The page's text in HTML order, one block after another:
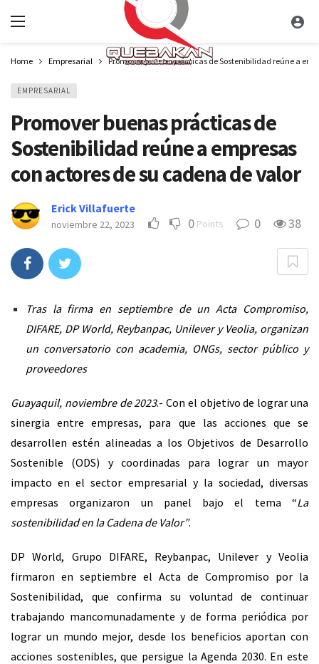
Home Empresarial Promover buenas prácticas de Sostenibilidad reúne a
EMPRESARIAL
Promover buenas prácticas de
Sostenibilidad reúne a empresas
con actores de su cadena de valor
Erick Villafuerte
noviembre 22, 2023 0 Points 0 38
Tras la firma en septiembre de un Acta Compromiso,
DIFARE, DP World, Reybanpac, Unilever y Veolia, organizan
un conversatorio con academia, ONGs, sector público y
proveedores
Guayaquil, noviembre de 2023.- Con el objetivo de lograr una
sinergia entre empresas, para que las acciones que se
desarrollen estén alineadas a los Objetivos de Desarrollo
Sostenible (ODS) y coordinadas para lograr un mayor
impacto en el sector empresarial y la sociedad, diversas
empresas organizaron un panel bajo el tema “La
sostenibilidad en la Cadena de Valor”.
DP World, Grupo DIFARE, Reybanpac, Unilever y Veolia
firmaron en septiembre el Acta de Compromiso por la
Sostenibilidad, que confirma su voluntad de continuar
trabajando mancomunadamente y de forma periódica por
lograr un mundo mejor, desde los beneficios aportan con
acciones sostenibles, que persigue la Agenda 2030. En este